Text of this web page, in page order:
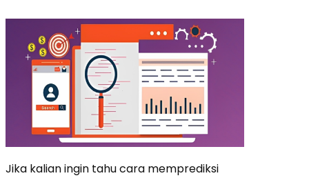
Jika kalian ingin tahu cara memprediksi